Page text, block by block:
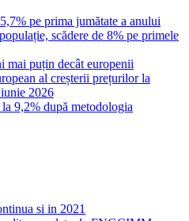
pe prima jumătate a anului
scădere de 8% pe primele
mai puțin decât europenii
al creșterii prețurilor la
2026
9,2% după metodologia
si in 2021